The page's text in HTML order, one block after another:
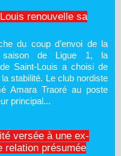
renouvelle sa
du coup d’envoi de la
saison de Ligue 1, la
Saint-Louis a choisi de
stabilité. Le club nordiste
Amara Traoré au poste
principal...
versée à une ex-
relation présumée